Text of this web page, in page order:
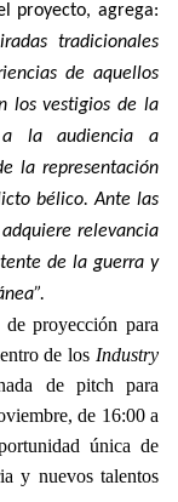
proyecto, agrega:
tradicionales
de aquellos
los vestigios de la
a la audiencia a
la representación
bélico. Ante las
relevancia
de la guerra y
proyección para
de los Industry
de pitch para
de 16:00 a
única de
y nuevos talentos